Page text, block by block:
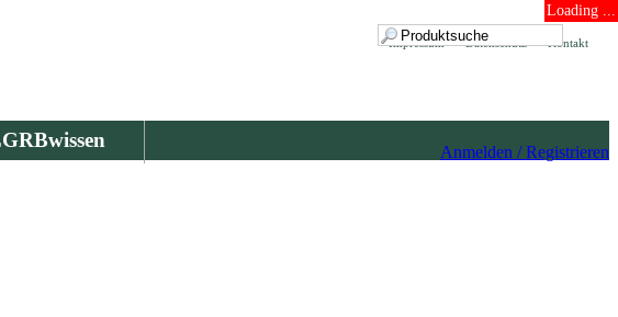
Loading ...
Kontakt
Datenschutz
Impressum
Anmelden / Registrieren